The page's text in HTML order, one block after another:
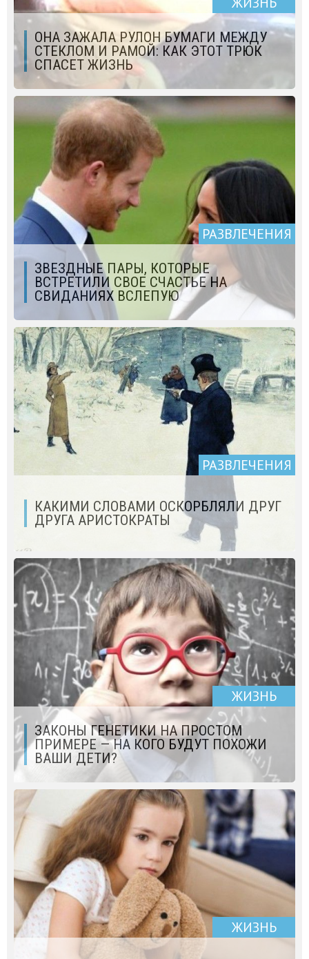
ОНА ЗАЖАЛА РУЛОН БУМАГИ МЕЖДУ
СТЕКЛОМ И РАМОЙ: КАК ЭТОТ ТРЮК
СПАСЕТ ЖИЗНЬ
РАЗВЛЕЧЕНИЯ
ЗВЕЗДНЫЕ ПАРЫ, КОТОРЫЕ
ВСТРЕТИЛИ СВОЕ СЧАСТЬЕ НА
СВИДАНИЯХ ВСЛЕПУЮ
РАЗВЛЕЧЕНИЯ
КАКИМИ СЛОВАМИ ОСКОРБЛЯЛИ ДРУГ
ДРУГА АРИСТОКРАТЫ
ЖИЗНЬ
ЗАКОНЫ ГЕНЕТИКИ НА ПРОСТОМ
ПРИМЕРЕ — НА КОГО БУДУТ ПОХОЖИ
ВАШИ ДЕТИ?
ЖИЗНЬ